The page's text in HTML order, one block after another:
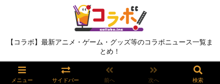
【コラボ】最新アニメ・ゲーム・グッズ等のコラボニュース一覧ま
とめ！
メニュー サイドバー 前へ 次へ 検索